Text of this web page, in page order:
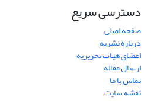
دسترسی سریع
صفحه اصلی
درباره نشریه
اعضای هیات تحریریه
ارسال مقاله
تماس با ما
نقشه سایت